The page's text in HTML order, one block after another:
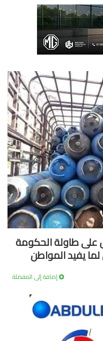
طاولة الحكومة
المواطن
إضافة إلى المفضلة